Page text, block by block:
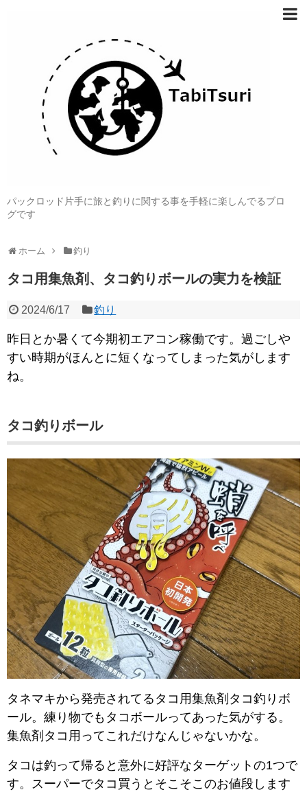
パックロッド片手に旅と釣りに関する事を手軽に楽しんでるブロ
グです
ホーム 釣り
タコ用集魚剤、タコ釣りボールの実力を検証
2024/6/17 釣り
昨日とか暑くて今期初エアコン稼働です。過ごしや
すい時期がほんとに短くなってしまった気がします
ね。
タコ釣りボール
タネマキから発売されてるタコ用集魚剤タコ釣りボ
ール。練り物でもタコボールってあった気がする。
集魚剤タコ用ってこれだけなんじゃないかな。
タコは釣って帰ると意外に好評なターゲットの1つで
す。スーパーでタコ買うとそこそこのお値段します